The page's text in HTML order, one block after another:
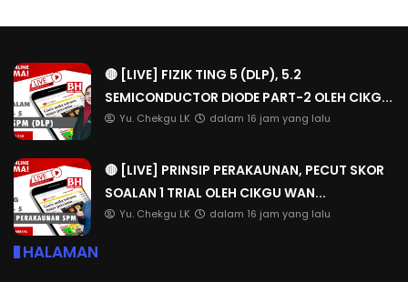
🔴 [LIVE] FIZIK TING 5 (DLP), 5.2
SEMICONDUCTOR DIODE PART-2 OLEH CIKG...
Yu. Chekgu LK dalam 16 jam yang lalu
🔴 [LIVE] PRINSIP PERAKAUNAN, PECUT SKOR
SOALAN 1 TRIAL OLEH CIKGU WAN...
Yu. Chekgu LK dalam 16 jam yang lalu
HALAMAN